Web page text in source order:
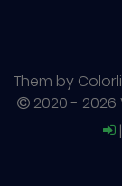
Them by
2020 - 2026
|